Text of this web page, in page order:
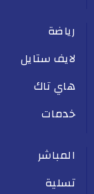
رياضة
لايف ستايل
هاي تاك
خدمات
المباشر
تسلية